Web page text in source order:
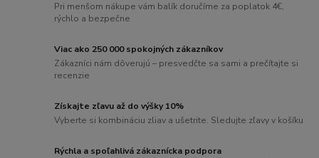
Pri menšom nákupe vám balík doručíme za poplatok 4€,
rýchlo a bezpečne
Viac ako 250 000 spokojných zákazníkov
Zákazníci nám dôverujú – presvedčte sa sami a prečítajte si
recenzie
Získajte zľavu až do výšky 10%
Vyberte si kombináciu zliav a ušetrite. Sledujte zľavy v košíku
Rýchla a spoľahlivá zákaznícka podpora